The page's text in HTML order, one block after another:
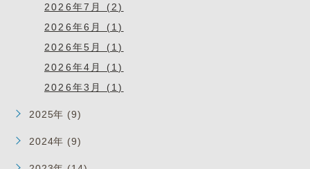
2026年7月 (2)
2026年6月 (1)
2026年5月 (1)
2026年4月 (1)
2026年3月 (1)
2025年 (9)
2024年 (9)